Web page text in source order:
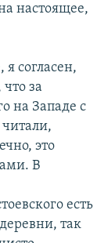
настоящее,
согласен,
за
на Западе с
это
В
есть
так